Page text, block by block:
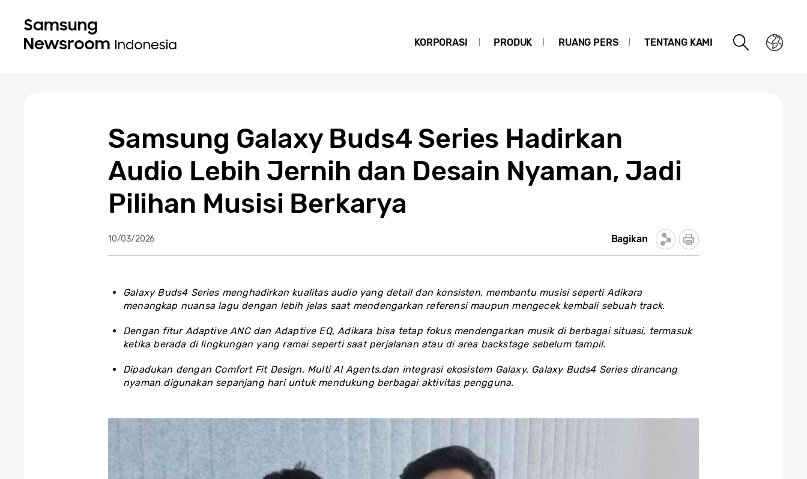
KORPORASI PRODUK RUANG PERS TENTANG KAMI
Samsung Galaxy Buds4 Series Hadirkan
Audio Lebih Jernih dan Desain Nyaman, Jadi
Pilihan Musisi Berkarya
10/03/2026 Bagikan
Galaxy Buds4 Series menghadirkan kualitas audio yang detail dan konsisten, membantu musisi seperti Adikara
menangkap nuansa lagu dengan lebih jelas saat mendengarkan referensi maupun mengecek kembali sebuah track.
Dengan fitur Adaptive ANC dan Adaptive EQ, Adikara bisa tetap fokus mendengarkan musik di berbagai situasi, termasuk
ketika berada di lingkungan yang ramai seperti saat perjalanan atau di area backstage sebelum tampil.
Dipadukan dengan Comfort Fit Design, Multi AI Agents,dan integrasi ekosistem Galaxy, Galaxy Buds4 Series dirancang
nyaman digunakan sepanjang hari untuk mendukung berbagai aktivitas pengguna.